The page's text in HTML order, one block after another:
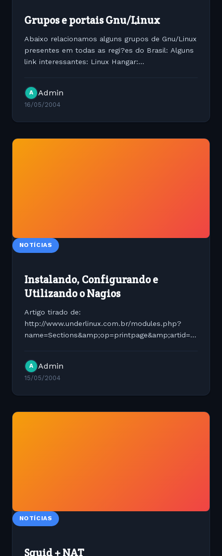
Grupos e portais Gnu/Linux
Abaixo relacionamos alguns grupos de Gnu/Linux
presentes em todas as regi?es do Brasil: Alguns
link interessantes: Linux Hangar:
Conectiva Linux:...
A Admin
16/05/2004
NOTÍCIAS
Instalando, Configurando e
Utilizando o Nagios
Artigo tirado de:
http://www.underlinux.com.br/modules.php?
name=Sections&amp;op=printpage&amp;artid=191
sistema de monitora??o das aplica??es de rede.
Ele vigia hosts e...
A Admin
15/05/2004
NOTÍCIAS
Squid + NAT